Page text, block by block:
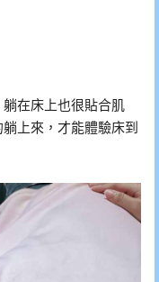
在床上也很貼合肌
上來，才能體驗床到